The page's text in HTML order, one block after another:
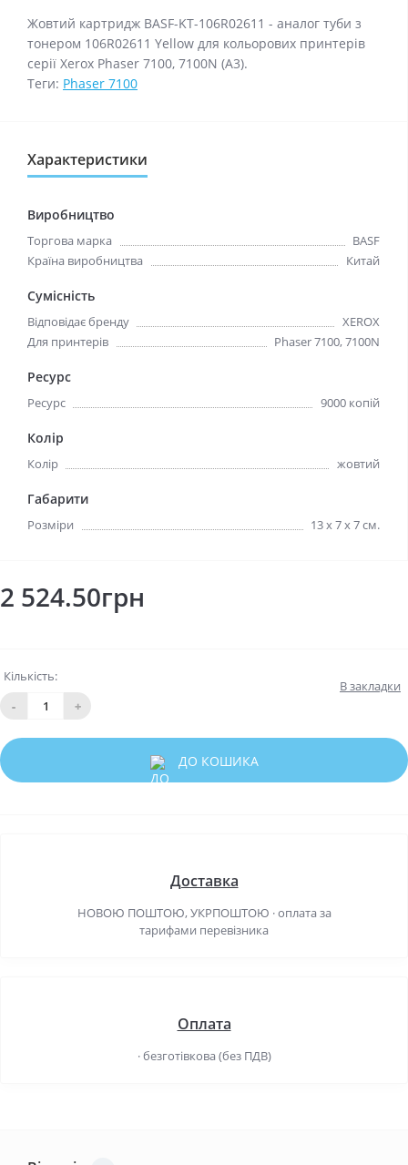
Жовтий картридж BASF-KT-106R02611 - аналог туби з
тонером 106R02611 Yellow для кольорових принтерів
серії Xerox Phaser 7100, 7100N (А3).
Теги: Phaser 7100
Характеристики
Виробництво
Торгова марка
BASF
Країна виробництва
Китай
Сумісність
Відповідає бренду
XEROX
Для принтерів
Phaser 7100, 7100N
Ресурс
Ресурс 9000 копій
Колір
Колір жовтий
Габарити
Розміри 13 х 7 х 7 см.
2 524.50грн
Кількість:
-
+
В закладки
ДО КОШИКА
Доставка
НОВОЮ ПОШТОЮ, УКРПОШТОЮ · оплата за
тарифами перевізника
Оплата
· безготівкова (без ПДВ)